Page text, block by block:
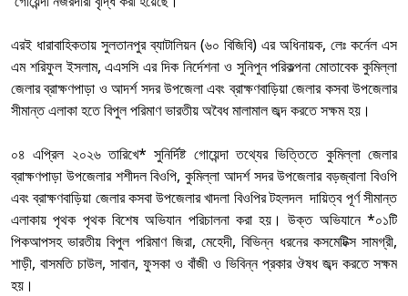
এরই ধারাবাহিকতায় সুলতানপুর ব্যাটালিয়ন (৬০ বিজিবি) এর অধিনায়ক, লেঃ কর্নেল এস
এম শরিফুল ইসলাম, এএসসি এর দিক নির্দেশনা ও সুনিপুন পরিকল্পনা মোতাবেক কুমিল্লা
জেলার ব্রাক্ষণপাড়া ও আদর্শ সদর উপজেলা এবং ব্রাক্ষণবাড়িয়া জেলার কসবা উপজেলার
সীমান্ত এলাকা হতে বিপুল পরিমাণ ভারতীয় অবৈধ মালামাল জব্দ করতে সক্ষম হয়।
০৪ এপ্রিল ২০২৬ তারিখে* সুনির্দিষ্ট গোয়েন্দা তথ্যের ভিত্তিতে কুমিল্লা জেলার
ব্রাক্ষণপাড়া উপজেলার শশীদল বিওপি, কুমিল্লা আদর্শ সদর উপজেলার বড়জ্বালা বিওপি
এবং ব্রাক্ষণবাড়িয়া জেলার কসবা উপজেলার খাদলা বিওপির টহলদল দায়িত্ব পূর্ণ সীমান্ত
এলাকায় পৃথক পৃথক বিশেষ অভিযান পরিচালনা করা হয়। উক্ত অভিযানে *০১টি
পিকআপসহ ভারতীয় বিপুল পরিমাণ জিরা, মেহেদী, বিভিন্ন ধরনের কসমেটিক্স সামগ্রী,
শাড়ী, বাসমতি চাউল, সাবান, ফুসকা ও বাঁজী ও ভিবিন্ন প্রকার ঔষধ জব্দ করতে সক্ষম
হয়।